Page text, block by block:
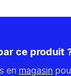
ce produit
en magasin